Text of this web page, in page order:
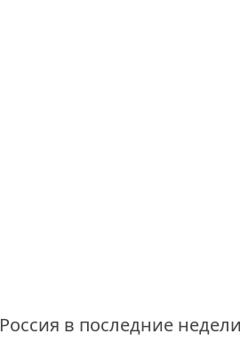
Россия в последние